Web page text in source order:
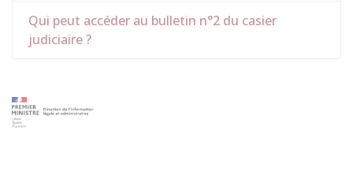
Qui peut accéder au bulletin n°2 du casier
judiciaire ?